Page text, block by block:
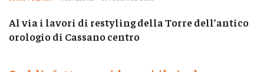
Al via i lavori di restyling della Torre dell’antico
orologio di Cassano centro